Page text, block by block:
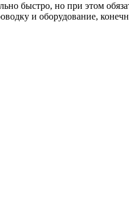
быстро, но при этом
и оборудование,